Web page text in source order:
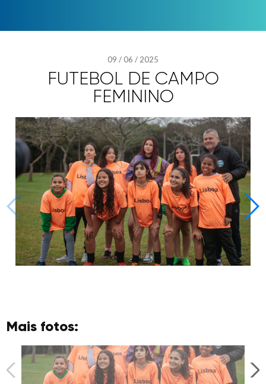
09 /06 /2025
FUTEBOL DE CAMPO
FEMININO
Mais fotos: